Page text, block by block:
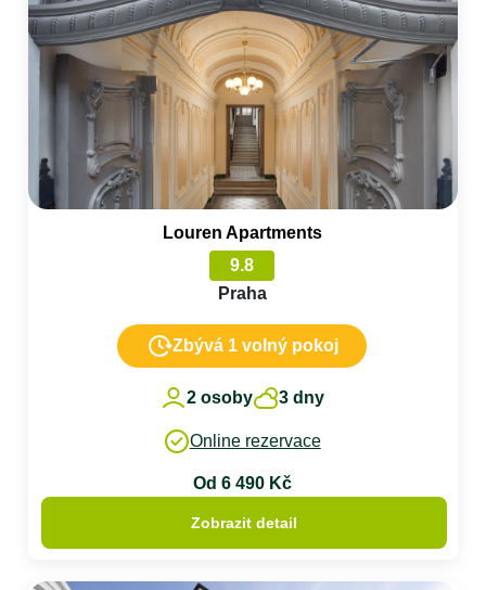
Louren Apartments
9.8
Praha
Zbývá 1 volný pokoj
2 osoby 3 dny
Online rezervace
Od 6 490 Kč
Zobrazit detail